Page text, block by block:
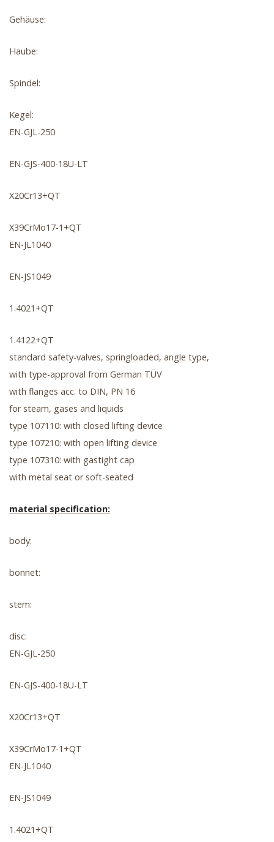
Gehäuse:
Haube:
Spindel:
Kegel:
EN-GJL-250
EN-GJS-400-18U-LT
X20Cr13+QT
X39CrMo17-1+QT
EN-JL1040
EN-JS1049
1.4021+QT
1.4122+QT
standard safety-valves, springloaded, angle type,
with type-approval from German TÜV
with flanges acc. to DIN, PN 16
for steam, gases and liquids
type 107110: with closed lifting device
type 107210: with open lifting device
type 107310: with gastight cap
with metal seat or soft-seated
material specification:
body:
bonnet:
stem:
disc:
EN-GJL-250
EN-GJS-400-18U-LT
X20Cr13+QT
X39CrMo17-1+QT
EN-JL1040
EN-JS1049
1.4021+QT